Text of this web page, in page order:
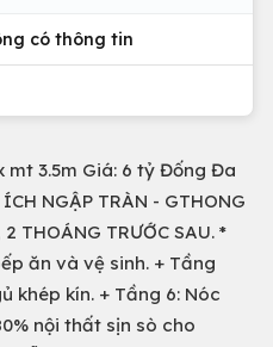
có thông tin
mt 3.5m Giá: 6 tỷ Đống Đa
NGẬP TRÀN - GTHONG
THOÁNG TRƯỚC SAU. *
ăn và vệ sinh. + Tầng
khép kín. + Tầng 6: Nóc
nội thất sịn sò cho